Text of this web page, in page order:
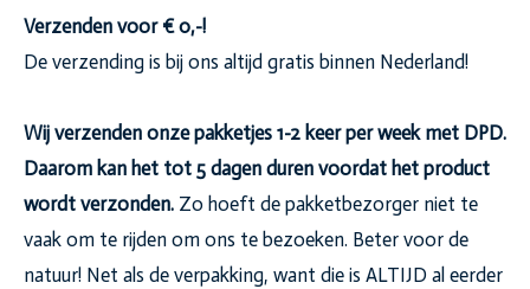
Verzenden voor € 0,-!
De verzending is bij ons altijd gratis binnen Nederland!
Wij verzenden onze pakketjes 1-2 keer per week met DPD.
Daarom kan het tot 5 dagen duren voordat het product
wordt verzonden. Zo hoeft de pakketbezorger niet te
vaak om te rijden om ons te bezoeken. Beter voor de
natuur! Net als de verpakking, want die is ALTIJD al eerder